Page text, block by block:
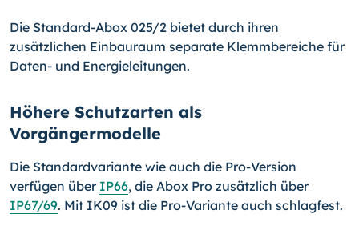
Die Standard-Abox 025/2 bietet durch ihren
zusätzlichen Einbauraum separate Klemmbereiche für
Daten- und Energieleitungen.
Höhere Schutzarten als
Vorgängermodelle
Die Standardvariante wie auch die Pro-Version
verfügen über IP66, die Abox Pro zusätzlich über
IP67/69. Mit IK09 ist die Pro-Variante auch schlagfest.